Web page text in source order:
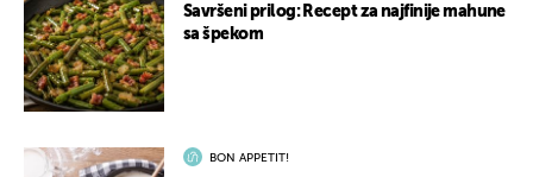
Savršeni prilog: Recept za najfinije mahune
sa špekom
BON APPETIT!